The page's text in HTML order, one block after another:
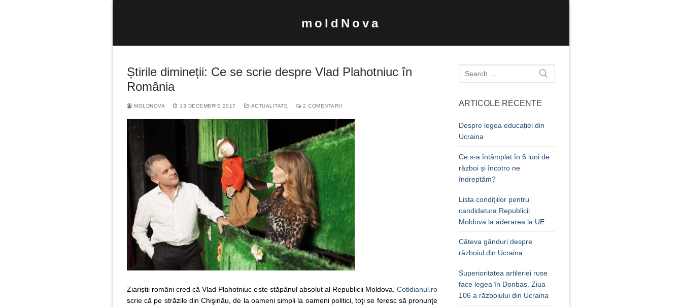
moldNova
după:
Știrile dimineții: Ce se scrie despre Vlad Plahotniuc în
România
MOLDNOVA 13 DECEMBRIE 2017 ACTUALITATE 2 COMENTARII
Ziariștii români cred că Vlad Plahotniuc este stăpânul absolut al Republicii Moldova. Cotidianul.ro
scrie că pe străzile din Chişinău, de la oameni simpli la oameni politici, toţi se feresc să pronunţe
Caută
după:
ARTICOLE RECENTE
Despre legea educației din
Ucraina
Ce s-a întâmplat în 6 luni de
război și încotro ne
îndreptăm?
Lista condițiilor pentru
candidatura Republicii
Moldova la aderarea la UE
Câteva gânduri despre
războiul din Ucraina
Superioritatea artileriei ruse
face legea în Donbas. Ziua
106 a războiului din Ucraina